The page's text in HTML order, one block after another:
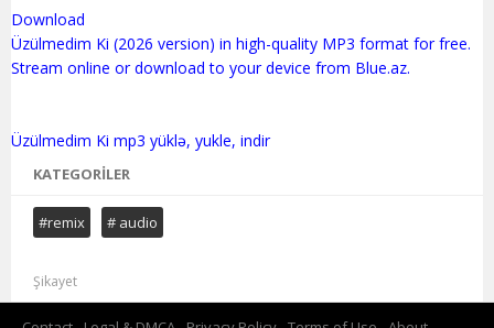
Download
Üzülmedim Ki (2026 version) in high-quality MP3 format for free.
Stream online or download to your device from Blue.az.
KATEGORILER
#remix # audio
Şikayet